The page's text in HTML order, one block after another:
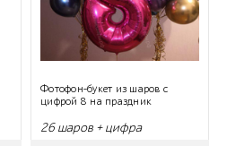
Фотофон-букет из шаров с
цифрой 8 на праздник
26 шаров + цифра